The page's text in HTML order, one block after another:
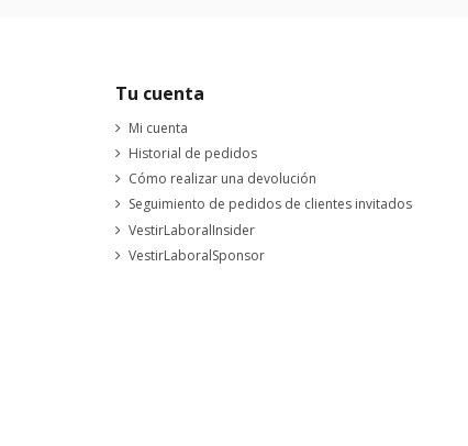
Tu cuenta
Mi cuenta
Historial de pedidos
Cómo realizar una devolución
Seguimiento de pedidos de clientes invitados
VestirLaboralInsider
VestirLaboralSponsor